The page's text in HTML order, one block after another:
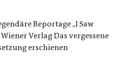
Reportage „I Saw
Verlag Das vergessene
erschienen